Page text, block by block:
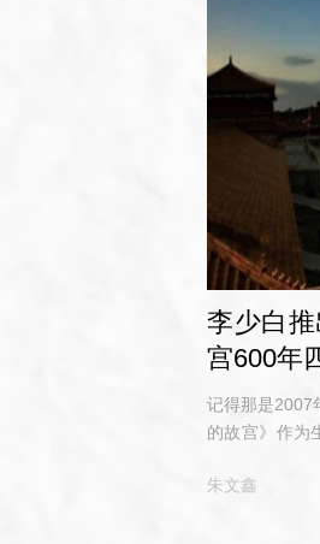
李少白
宫600年
记得那是2007
的故宫》作为
角中，去领略
朱文鑫